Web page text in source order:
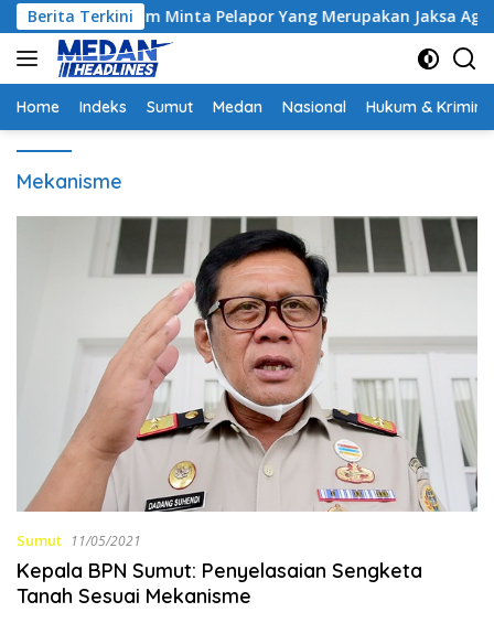
Langsung
ke
konten
Berita Terkini
Hakim Minta Pelapor Yang Merupakan Jaksa Agar
Home Indeks Sumut Medan Nasional Hukum &
Mekanisme
Sumut 11/05/2021
Kepala BPN Sumut: Penyelasaian Sengketa
Tanah Sesuai Mekanisme